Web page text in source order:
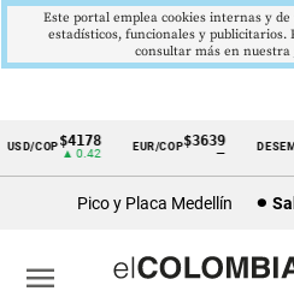
Cintillo
económicos
COP$4178
▲ 0.42
EUR/COP$3639
Pico y Placa Medellín
menu
Este portal emplea cookies internas y
estadísticos, funcionales y publicitarios.
consultar más en nuestra